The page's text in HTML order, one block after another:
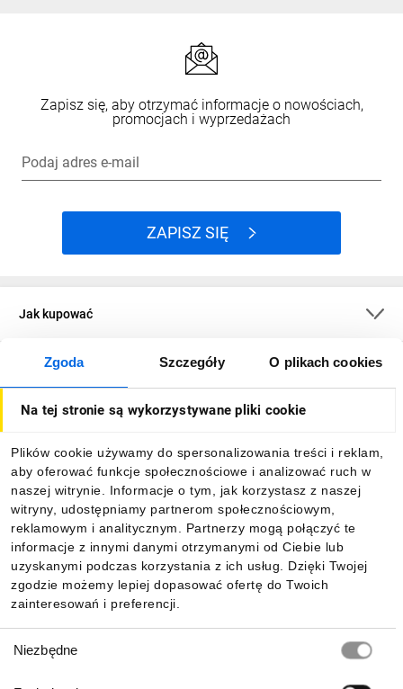
Zgoda Szczegóły O plikach cookies
Na tej stronie są wykorzystywane pliki cookie
Plików cookie używamy do spersonalizowania treści i reklam,
aby oferować funkcje społecznościowe i analizować ruch w
naszej witrynie. Informacje o tym, jak korzystasz z naszej
witryny, udostępniamy partnerom społecznościowym,
reklamowym i analitycznym. Partnerzy mogą połączyć te
informacje z innymi danymi otrzymanymi od Ciebie lub
uzyskanymi podczas korzystania z ich usług. Dzięki Twojej
zgodzie możemy lepiej dopasować ofertę do Twoich
zainteresowań i preferencji.
zgody
Niezbędne
Zapisz się, aby otrzymać informacje o nowościach,
promocjach i wyprzedażach
Podaj adres e-mail
ZAPISZ SIĘ
Jak kupować
O firmie
Informacje
Pobierz naszą aplikację mobilną: